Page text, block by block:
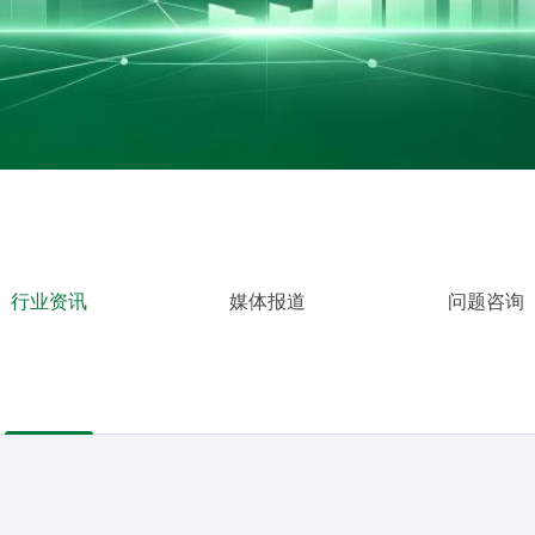
行业资讯 媒体报道 问题咨询